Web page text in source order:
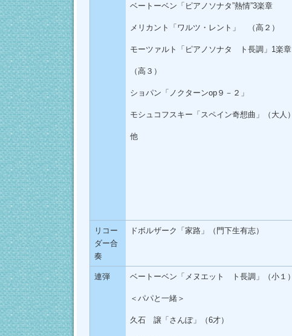
ベートーベン「ピアノソナタ”熱情”3楽章
メリカント「ワルツ・レント」 （高２）
モーツァルト「ピアノソナタ ト長調」1楽章
（高３）
ショパン「ノクターンop９－２」
モシュコフスキー「スペイン奇想曲」（大人）
他
リコー
ダー合
奏
ドボルザーク「家路」（門下生有志）
連弾 ベートーベン「メヌエット ト長調」（小１）
＜パパと一緒＞
久石 譲「さんぽ」（6才）